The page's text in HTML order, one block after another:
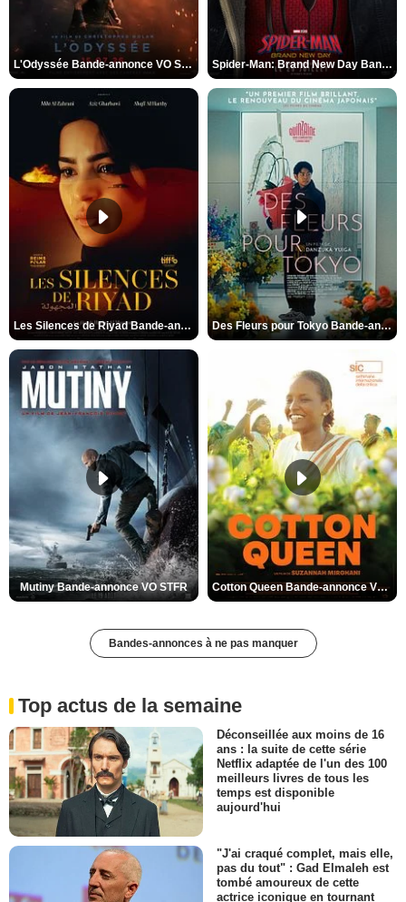
L'Odyssée Bande-annonce VO STFR Spider-Man: Brand New Day Bande-annonce VO STFR
Les Silences de Riyad Bande-annonce VO STFR Des Fleurs pour Tokyo Bande-annonce VO STFR
Mutiny Bande-annonce VO STFR Cotton Queen Bande-annonce VO STFR
Bandes-annonces à ne pas manquer
Top actus de la semaine
Déconseillée aux moins de 16
ans : la suite de cette série
Netflix adaptée de l'un des 100
meilleurs livres de tous les
temps est disponible
aujourd'hui
"J'ai craqué complet, mais elle,
pas du tout" : Gad Elmaleh est
tombé amoureux de cette
actrice iconique en tournant